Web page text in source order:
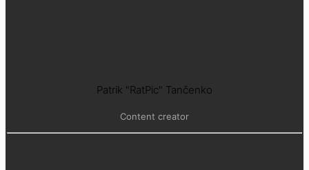
Patrik "RatPic" Tančenko
Content creator